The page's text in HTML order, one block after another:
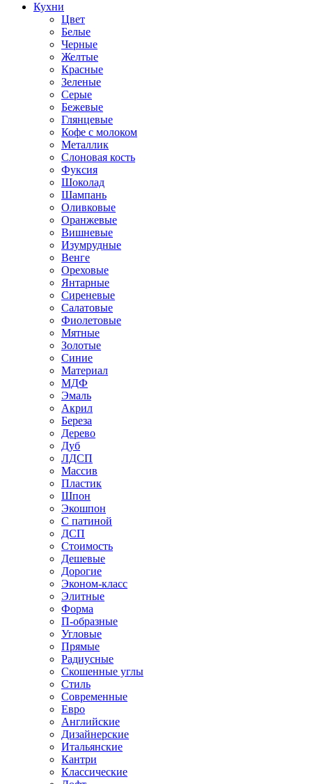
Кухни
Цвет
Белые
Черные
Желтые
Красные
Зеленые
Серые
Бежевые
Глянцевые
Кофе с молоком
Металлик
Слоновая кость
Фуксия
Шоколад
Шампань
Оливковые
Оранжевые
Вишневые
Изумрудные
Венге
Ореховые
Янтарные
Сиреневые
Салатовые
Фиолетовые
Мятные
Золотые
Синие
Материал
МДФ
Эмаль
Акрил
Береза
Дерево
Дуб
ЛДСП
Массив
Пластик
Шпон
Экошпон
С патиной
ДСП
Стоимость
Дешевые
Дорогие
Эконом-класс
Элитные
Форма
П-образные
Угловые
Прямые
Радиусные
Скошенные углы
Стиль
Современные
Евро
Английские
Дизайнерские
Итальянские
Кантри
Классические